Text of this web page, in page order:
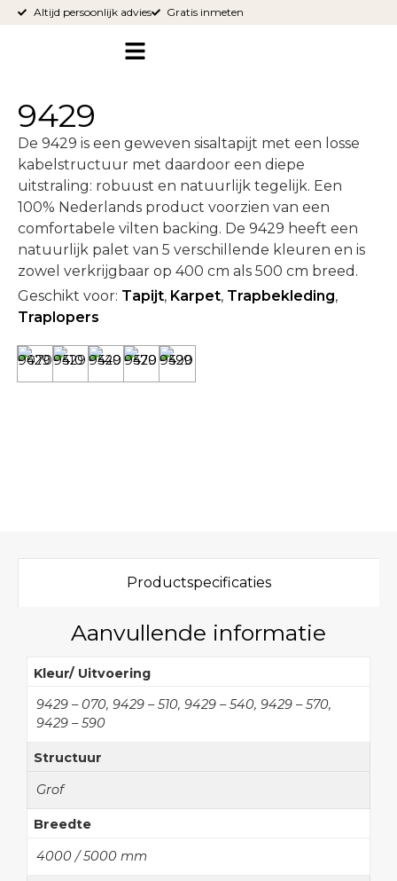
Altijd persoonlijk advies Gratis inmeten
9429
De 9429 is een geweven sisaltapijt met een losse
kabelstructuur met daardoor een diepe
uitstraling: robuust en natuurlijk tegelijk. Een
100% Nederlands product voorzien van een
comfortabele vilten backing. De 9429 heeft een
natuurlijk palet van 5 verschillende kleuren en is
zowel verkrijgbaar op 400 cm als 500 cm breed.
Geschikt voor: Tapijt, Karpet, Trapbekleding,
Traplopers
Productspecificaties
Aanvullende informatie
Kleur/ Uitvoering
9429 – 070, 9429 – 510, 9429 – 540, 9429 – 570,
9429 – 590
Structuur
Grof
Breedte
4000 / 5000 mm